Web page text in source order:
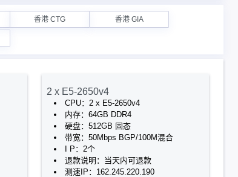
香港 CTG 香港 GIA
2 x E5-2650v4
CPU：2 x E5-2650v4
内存：64GB DDR4
硬盘：512GB 固态
带宽：50Mbps BGP/100M混合
I P：2个
退款说明：当天内可退款
测速IP：162.245.220.190